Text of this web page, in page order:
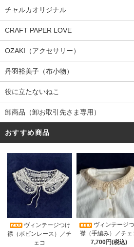
チャルカオリジナル
CRAFT PAPER LOVE
OZAKI（アクセサリー）
丹羽裕美子（布小物）
役に立たないねこ
卸商品（卸お取引先さま専用）
おすすめ商品
ヴィンテージつけ
襟（ボビンレース）／チ
ェコ
ヴィンテージ
襟（手編み）／チェ
7,700円(税込)